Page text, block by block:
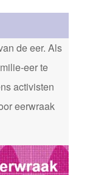
de eer. Als
eer te
activisten
eerwraak